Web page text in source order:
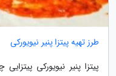
طرز تهیه پیتزا پنیر نیویورکی
پیتزا پنیر نیویورکی